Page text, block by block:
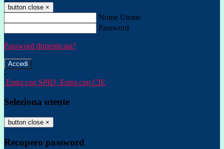
button close ×
Nome Utente
Password
Password dimenticata?
-
Entra con SPID Entra con CIE
Seleziona utente
button close ×
Recupero password